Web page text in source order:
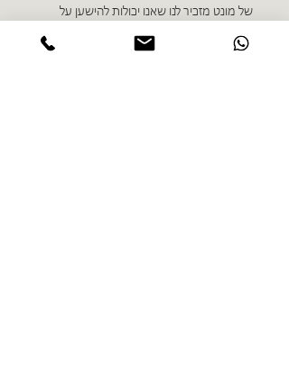
של מונט מזכיר לנו שאנו יכולות להישען על
אמונה אישית המחזקת את הפן הרוחני וכי
טמון בנו הידע הקדום של הנשים — ללדת."